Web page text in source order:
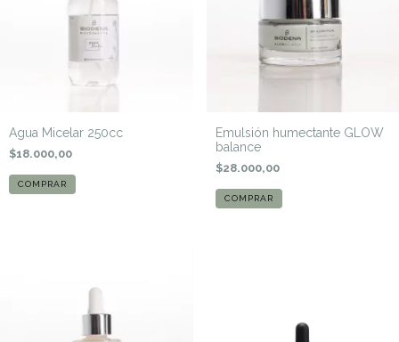
Agua Micelar 250cc
$18.000,00
Emulsión humectante GLOW
balance
$28.000,00